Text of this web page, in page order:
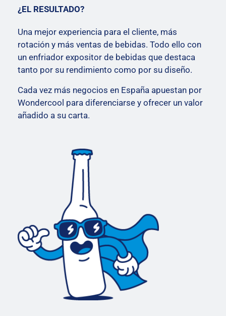
¿EL RESULTADO?
Una mejor experiencia para el cliente, más
rotación y más ventas de bebidas. Todo ello con
un enfriador expositor de bebidas que destaca
tanto por su rendimiento como por su diseño.
Cada vez más negocios en España apuestan por
Wondercool para diferenciarse y ofrecer un valor
añadido a su carta.